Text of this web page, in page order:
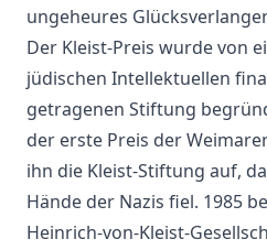
ungeheures
Der Kleist-Preis wurde von
jüdischen Intellektuellen
getragenen Stiftung
der erste Preis der
ihn die Kleist-Stiftung auf,
Hände der Nazis fiel. 1985
Heinrich-von-Kleist-